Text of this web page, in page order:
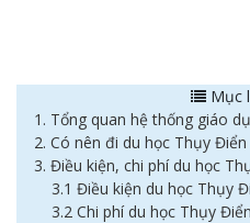
Mục
1. Tổng quan hệ thống giáo
2. Có nên đi du học Thụy Điển
3. Điều kiện, chi phí du học
3.1 Điều kiện du học Thụy
3.2 Chi phí du học Thụy Điển